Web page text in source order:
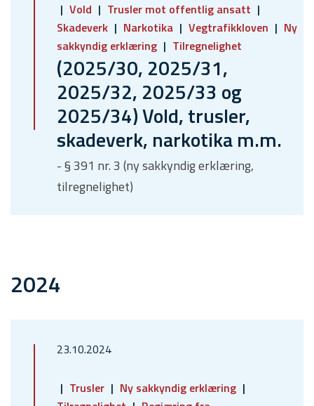
Vold
Trusler mot offentlig ansatt
Skadeverk
Narkotika Vegtrafikkloven
Ny
sakkyndig erklæring
Tilregnelighet
(2025/30, 2025/31,
2025/32, 2025/33 og
2025/34) Vold, trusler,
skadeverk, narkotika m.m.
- § 391 nr. 3 (ny sakkyndig erklæring,
tilregnelighet)
2024
23.10.2024
Trusler
Ny sakkyndig erklæring